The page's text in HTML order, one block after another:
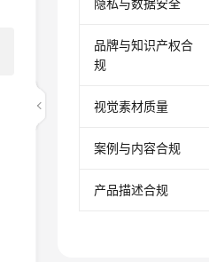
隐私与数据安全
品牌与知识产权合
规
视觉素材质量
案例与内容合规
产品描述合规